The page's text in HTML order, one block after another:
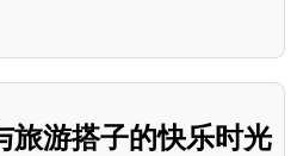
旅游搭子的快乐时光